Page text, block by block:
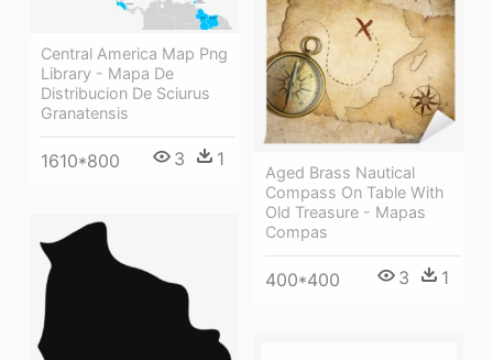
Central America Map Png
Library - Mapa De
Distribucion De Sciurus
Granatensis
1610*800 3 1
Aged Brass Nautical
Compass On Table With
Old Treasure - Mapas
Compas
400*400 3 1